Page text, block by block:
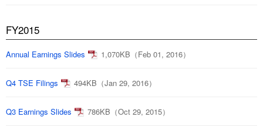
FY2015
Annual Earnings Slides 1,070KB（Feb 01, 2016）
Q4 TSE Filings 494KB（Jan 29, 2016）
Q3 Earnings Slides 786KB（Oct 29, 2015）